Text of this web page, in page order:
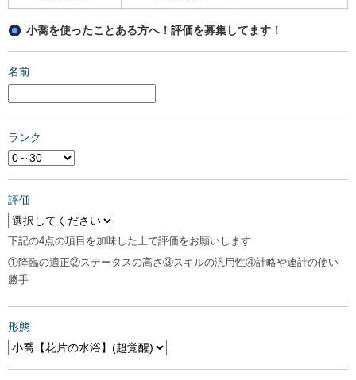
小喬を使ったことある方へ！評価を募集してます！
名前
ランク
評価
下記の4点の項目を加味した上で評価をお願いします
①降臨の適正②ステータスの高さ③スキルの汎用性④計略や連計の使い
勝手
形態